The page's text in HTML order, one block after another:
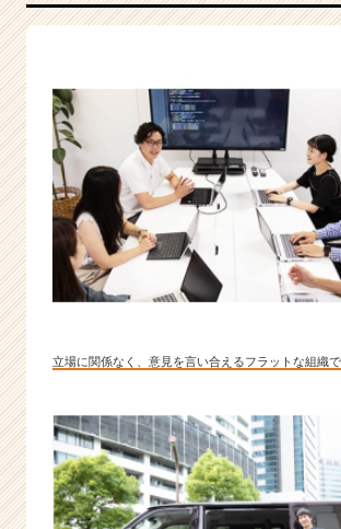
立場に関係なく、意見を言い合えるフラットな組織で